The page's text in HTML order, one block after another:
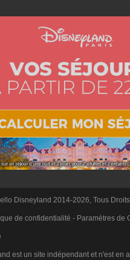
Disneyland 2014-2026, Tous Droits
de confidentialité - Paramètres de
est un site indépendant et n'est en